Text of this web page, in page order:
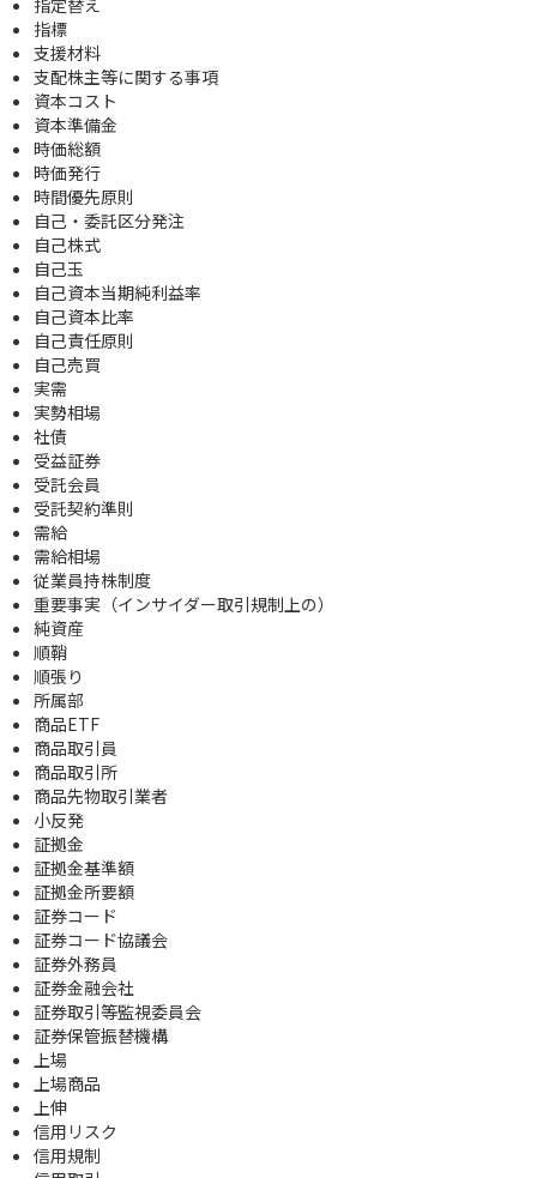
指標
支援材料
支配株主等に関する事項
資本コスト
資本準備金
時価総額
時価発行
時間優先原則
自己・委託区分発注
自己株式
自己玉
自己資本当期純利益率
自己資本比率
自己責任原則
自己売買
実需
実勢相場
社債
受益証券
受託会員
受託契約準則
需給
需給相場
従業員持株制度
重要事実（インサイダー取引規制上の）
純資産
順鞘
順張り
所属部
商品ETF
商品取引員
商品取引所
商品先物取引業者
小反発
証拠金
証拠金基準額
証拠金所要額
証券コード
証券コード協議会
証券外務員
証券金融会社
証券取引等監視委員会
証券保管振替機構
上場
上場商品
上伸
信用リスク
信用規制